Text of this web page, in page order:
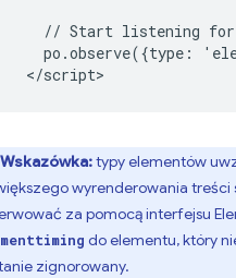
// Start listening
po.observe({type:
Wskazówka:typy elementów
wyrenderowania treści
za pomocą interfejsu
do elementu, który
zignorowany.